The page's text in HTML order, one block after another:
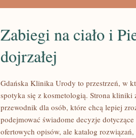
Zabiegi na ciało i
dojrzałej
Gdańska Klinika Urody to przestrzeń, w
spotyka się z kosmetologią. Strona kliniki
przewodnik dla osób, które chcą lepiej
podejmować świadome decyzje
ofertowych opisów, ale katalog